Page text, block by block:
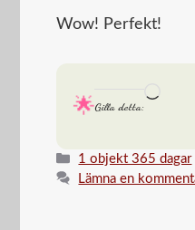
Wow! Perfekt!
Gilla detta:
…
Kategorier
1 objekt 365 dagar
Lämna en